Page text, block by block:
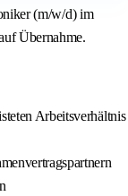
(m/w/d) im
Übernahme.
Arbeitsverhältnis